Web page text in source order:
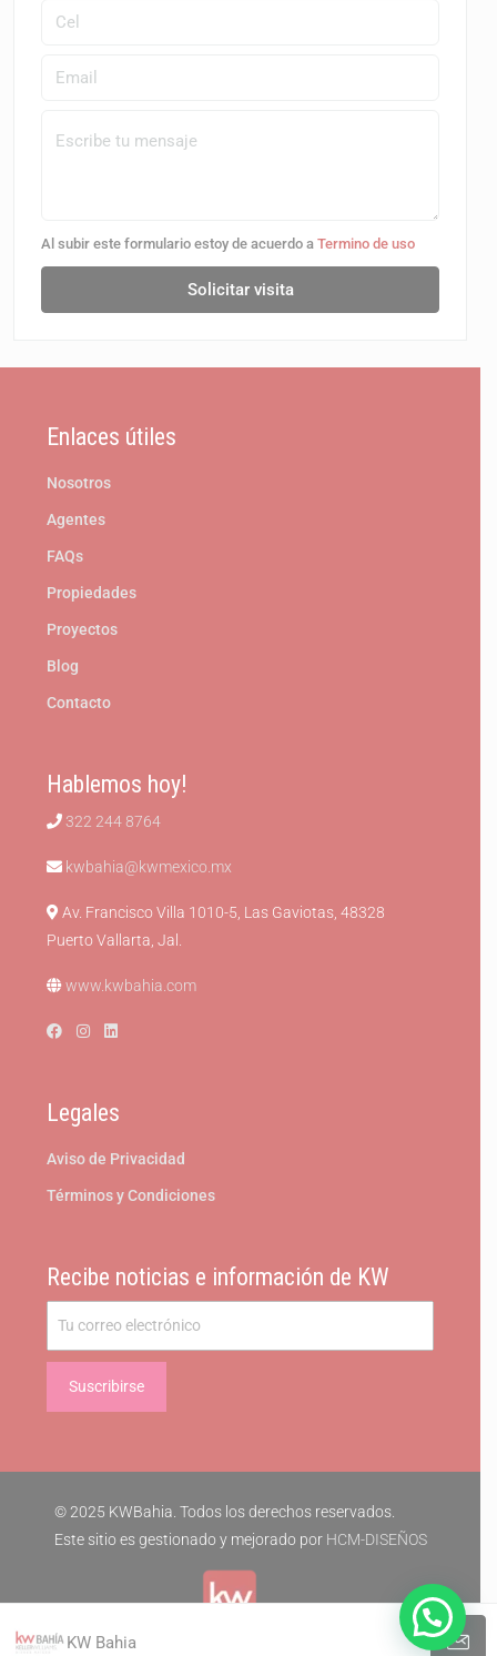
Al subir este formulario estoy de acuerdo a Termino de uso
Solicitar visita
KW Bahia
Enlaces útiles
Nosotros
Agentes
FAQs
Propiedades
Proyectos
Blog
Contacto
Hablemos hoy!
322 244 8764
kwbahia@kwmexico.mx
Av. Francisco Villa 1010-5, Las Gaviotas, 48328
Puerto Vallarta, Jal.
www.kwbahia.com
Legales
Aviso de Privacidad
Términos y Condiciones
Recibe noticias e información de KW
© 2025 KWBahia. Todos los derechos reservados.
Este sitio es gestionado y mejorado por HCM-DISEÑOS